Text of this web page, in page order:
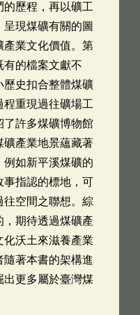
歷程，再以礦工
現煤礦有關的圖
產業文化價值。第
有的檔案文獻不
歷史扣合整體煤礦
程重現過往礦場工
了許多煤礦博物館
礦產業地景蘊藏著
如新平溪煤礦的
事指認的標地，可
往空間之聯想。綜
期待透過煤礦產
沃土來滋養產業
著本書的架構進
出更多屬於臺灣煤